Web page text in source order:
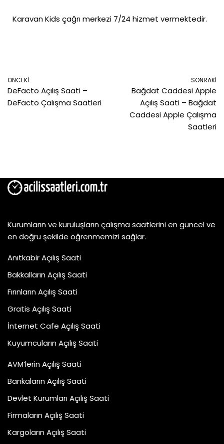
Karavan Kids çağrı merkezi 7/24 hizmet vermektedir.
ÖNCEKI
DeFacto Açılış Saati –
DeFacto Çalışma Saatleri
SONRAKI
Bağdat Caddesi Apple
Açılış Saati – Bağdat
Caddesi Apple Çalışma
Saatleri
Kurumların ve kuruluşların çalışma saatlerini en güncel ve
en doğru şekilde öğrenmemizi sağlar.
Anıtkabir Açılış Saati
Bakkalların Açılış Saati
Fırınların Açılış Saati
Gratis Açılış Saati
İnternet Cafe Açılış Saati
Kuyumcuların Açılış Saati
AVM’lerin Açılış Saati
Bankaların Açılış Saati
Devlet Kurumları Açılış Saati
Firmaların Açılış Saati
Kargoların Açılış Saati